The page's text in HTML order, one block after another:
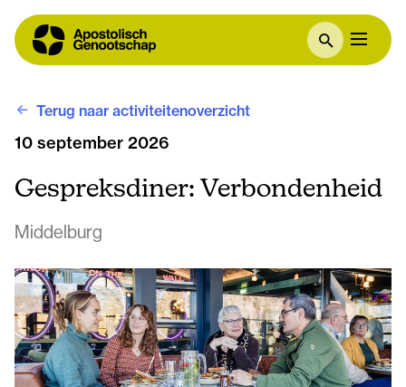
Terug naar activiteitenoverzicht
10 september 2026
Gespreksdiner: Verbondenheid
Middelburg